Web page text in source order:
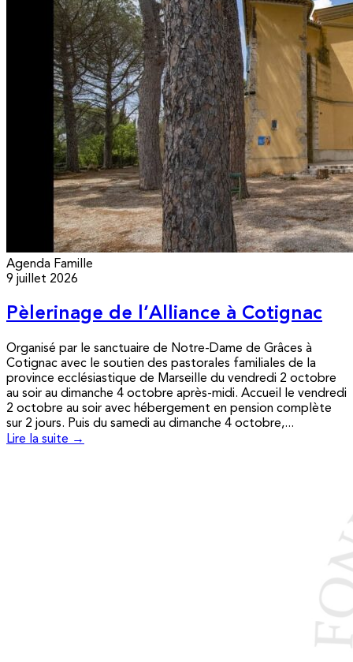
Agenda Famille
9 juillet 2026
Pèlerinage de l’Alliance à Cotignac
Organisé par le sanctuaire de Notre-Dame de Grâces à
Cotignac avec le soutien des pastorales familiales de la
province ecclésiastique de Marseille du vendredi 2 octobre
au soir au dimanche 4 octobre après-midi. Accueil le vendredi
2 octobre au soir avec hébergement en pension complète
sur 2 jours. Puis du samedi au dimanche 4 octobre,...
Lire la suite →